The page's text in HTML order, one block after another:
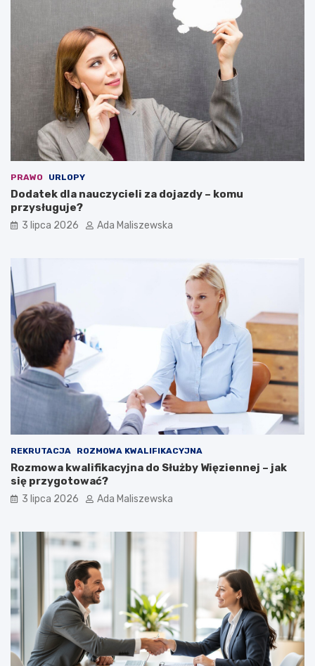
PRAWO URLOPY
Dodatek dla nauczycieli za dojazdy – komu
przysługuje?
3 lipca 2026 Ada Maliszewska
REKRUTACJA ROZMOWA KWALIFIKACYJNA
Rozmowa kwalifikacyjna do Służby Więziennej – jak
się przygotować?
3 lipca 2026 Ada Maliszewska